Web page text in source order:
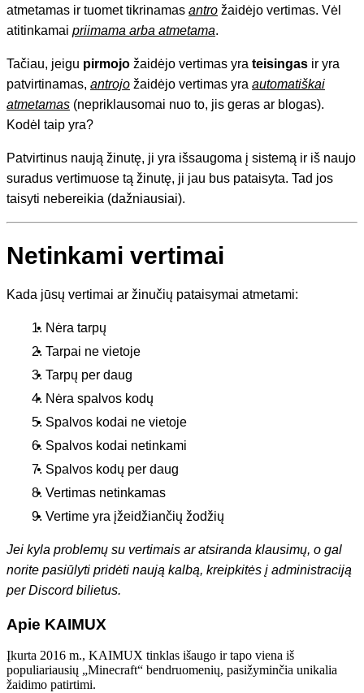
atmetamas ir tuomet tikrinamas antro žaidėjo vertimas. Vėl
atitinkamai priimama arba atmetama.
Tačiau, jeigu pirmojo žaidėjo vertimas yra teisingas ir yra
patvirtinamas, antrojo žaidėjo vertimas yra automatiškai
atmetamas (nepriklausomai nuo to, jis geras ar blogas).
Kodėl taip yra?
Patvirtinus naują žinutę, ji yra išsaugoma į sistemą ir iš naujo
suradus vertimuose tą žinutę, ji jau bus pataisyta. Tad jos
taisyti nebereikia (dažniausiai).
Netinkami vertimai
Kada jūsų vertimai ar žinučių pataisymai atmetami:
Nėra tarpų
Tarpai ne vietoje
Tarpų per daug
Nėra spalvos kodų
Spalvos kodai ne vietoje
Spalvos kodai netinkami
Spalvos kodų per daug
Vertimas netinkamas
Vertime yra įžeidžiančių žodžių
Jei kyla problemų su vertimais ar atsiranda klausimų, o gal
norite pasiūlyti pridėti naują kalbą, kreipkitės į administraciją
per Discord bilietus.
Apie KAIMUX
Įkurta 2016 m., KAIMUX tinklas išaugo ir tapo viena iš
populiariausių „Minecraft“ bendruomenių, pasižyminčia unikalia
žaidimo patirtimi.